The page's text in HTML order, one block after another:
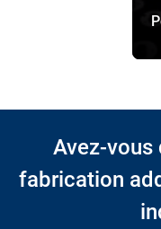
Avez-vous
fabrication